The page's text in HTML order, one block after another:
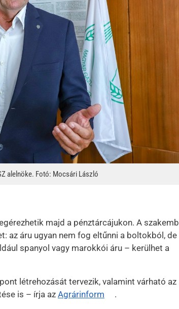
alelnöke. Fotó: Mocsári László
majd a pénztárcájukon. A
az áru ugyan nem fog eltűnni a boltokból, de
spanyol vagy marokkói áru – kerülhet a
létrehozását tervezik, valamint várható az
is – írja az Agrárinform .